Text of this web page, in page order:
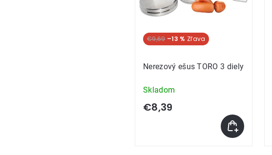
€9,69 –13 %
Nerezový ešus TORO 3 diely
Skladom
€8,39